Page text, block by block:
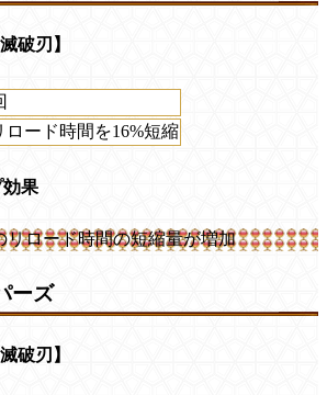
破刃】
ード時間を16%短縮
果
リロード時間の短縮量が増加
ーズ
破刃】